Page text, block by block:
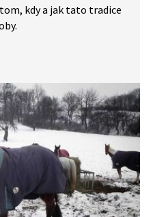
kdy a jak tato tradice